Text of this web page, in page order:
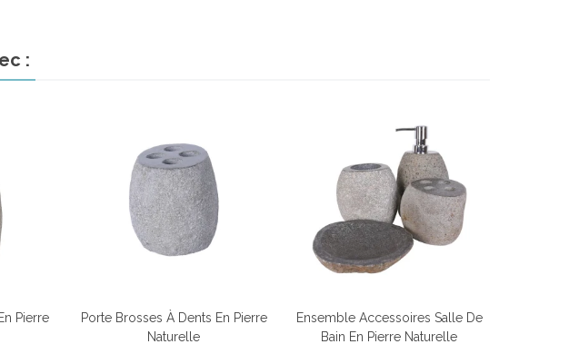
:
Comparer
Pierre
Ajouter au panier Comparer
Porte Brosses À Dents En Pierre
Naturelle
Ajouter au panier Comparer
Ensemble Accessoires Salle De
Bain En Pierre Naturelle